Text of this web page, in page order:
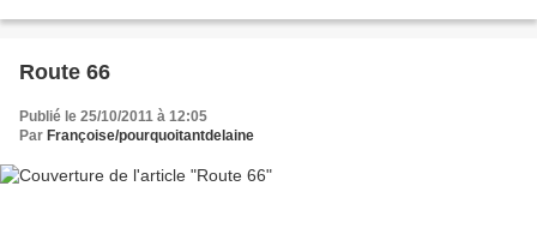
Route 66
Publié le 25/10/2011 à 12:05
Par Françoise/pourquoitantdelaine